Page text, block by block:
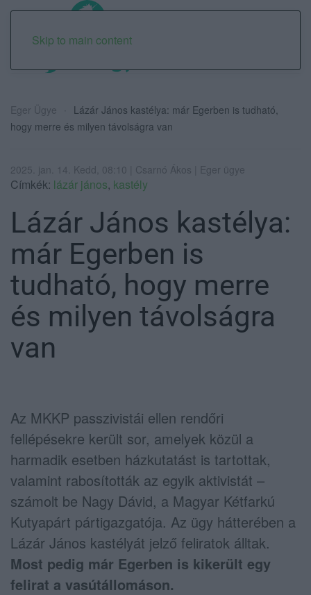
Skip to main content
Eger Ügye
Lázár János kastélya: már Egerben is tudható,
hogy merre és milyen távolságra van
2025. jan. 14. Kedd, 08:10 | Csarnó Ákos | Eger ügye
Címkék: lázár jános, kastély
Lázár János kastélya:
már Egerben is
tudható, hogy merre
és milyen távolságra
van
Az MKKP passzivistái ellen rendőri
fellépésekre került sor, amelyek közül a
harmadik esetben házkutatást is tartottak,
valamint rabosították az egyik aktivistát –
számolt be Nagy Dávid, a Magyar Kétfarkú
Kutyapárt pártigazgatója. Az ügy hátterében a
Lázár János kastélyát jelző feliratok álltak.
Most pedig már Egerben is kikerült egy
felirat a vasútállomáson.